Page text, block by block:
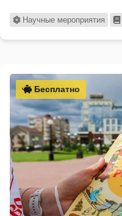
Научные мероприятия
Бесплатно